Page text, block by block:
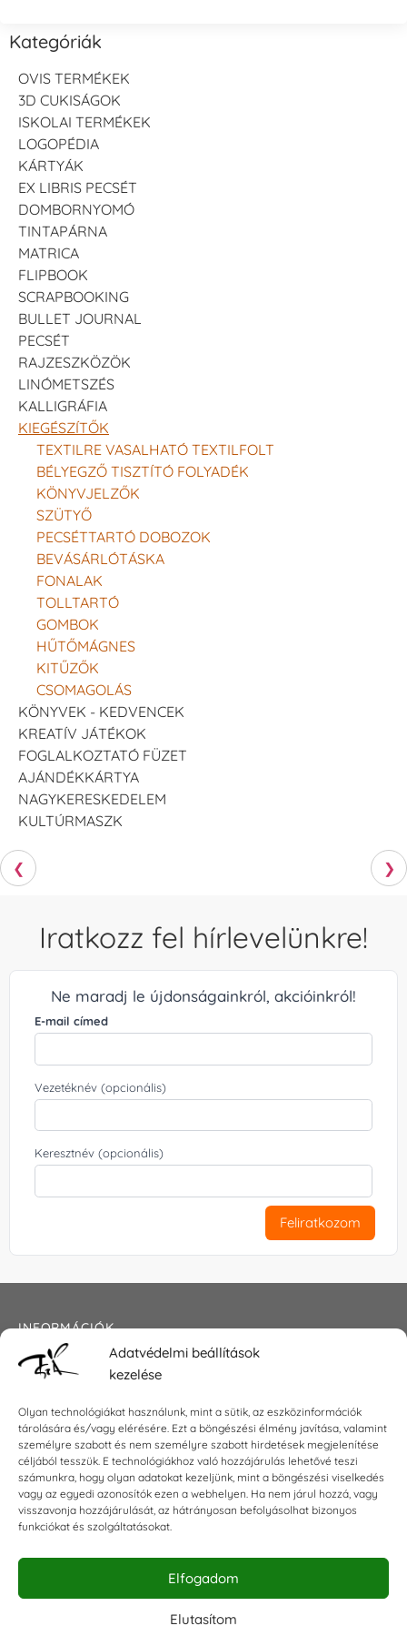
Adatvédelmi beállítások
kezelése
Olyan technológiákat használunk, mint a sütik, az eszközinformációk
tárolására és/vagy elérésére. Ezt a böngészési élmény javítása, valamint
személyre szabott és nem személyre szabott hirdetések megjelenítése
céljából tesszük. E technológiákhoz való hozzájárulás lehetővé teszi
számunkra, hogy olyan adatokat kezeljünk, mint a böngészési viselkedés
vagy az egyedi azonosítók ezen a webhelyen. Ha nem járul hozzá, vagy
visszavonja hozzájárulását, az hátrányosan befolyásolhat bizonyos
funkciókat és szolgáltatásokat.
Elfogadom
Elutasítom
Kategóriák
OVIS TERMÉKEK
3D CUKISÁGOK
ISKOLAI TERMÉKEK
LOGOPÉDIA
KÁRTYÁK
EX LIBRIS PECSÉT
DOMBORNYOMÓ
TINTAPÁRNA
MATRICA
FLIPBOOK
SCRAPBOOKING
BULLET JOURNAL
PECSÉT
RAJZESZKÖZÖK
LINÓMETSZÉS
KALLIGRÁFIA
KIEGÉSZÍTŐK
TEXTILRE VASALHATÓ TEXTILFOLT
BÉLYEGZŐ TISZTÍTÓ FOLYADÉK
KÖNYVJELZŐK
SZÜTYŐ
PECSÉTTARTÓ DOBOZOK
BEVÁSÁRLÓTÁSKA
FONALAK
TOLLTARTÓ
GOMBOK
HŰTŐMÁGNES
KITŰZŐK
CSOMAGOLÁS
KÖNYVEK - KEDVENCEK
KREATÍV JÁTÉKOK
FOGLALKOZTATÓ FÜZET
AJÁNDÉKKÁRTYA
NAGYKERESKEDELEM
KULTÚRMASZK
❮ ❯
Iratkozz fel hírlevelünkre!
Ne maradj le újdonságainkról, akcióinkról!
E-mail címed
Vezetéknév (opcionális)
Keresztnév (opcionális)
Feliratkozom
INFORMÁCIÓK
Általános szerződési feltételek
Impresszum
KAPCSOLAT
E-mail:shop@torokszilvi.com
Telefon: +36 30 6767872
KÖZÖSSÉGI